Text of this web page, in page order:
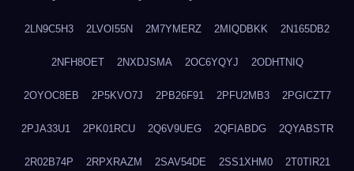
2LN9C5H3 2LVOI55N 2M7YMERZ 2MIQDBKK 2N165DB2
2NFH8OET 2NXDJSMA 2OC6YQYJ 2ODHTNIQ
2OYOC8EB 2P5KVO7J 2PB26F91 2PFU2MB3 2PGICZT7
2PJA33U1 2PK01RCU 2Q6V9UEG 2QFIABDG 2QYABSTR
2R02B74P 2RPXRAZM 2SAV54DE 2SS1XHM0 2T0TIR21